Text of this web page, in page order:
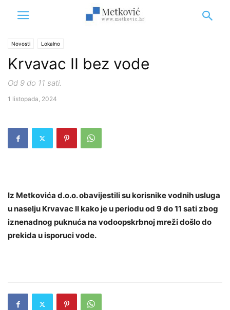
Novosti Lokalno
Krvavac II bez vode
Od 9 do 11 sati.
1 listopada, 2024
Iz Metkovića d.o.o. obavijestili su korisnike vodnih usluga
u naselju Krvavac II kako je u periodu od 9 do 11 sati zbog
iznenadnog puknuća na vodoopskrbnoj mreži došlo do
prekida u isporuci vode.